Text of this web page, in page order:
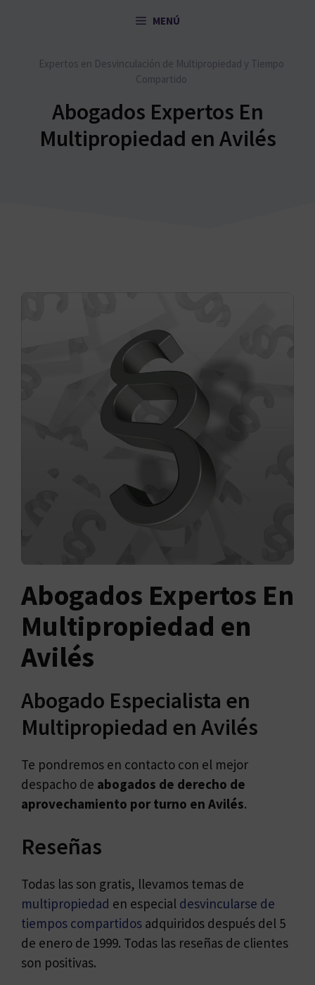
MENÚ
Expertos en Desvinculación de Multipropiedad y Tiempo
Compartido
Abogados Expertos En
Multipropiedad en Avilés
Abogados Expertos En
Multipropiedad en
Avilés
Abogado Especialista en
Multipropiedad en Avilés
Te pondremos en contacto con el mejor
despacho de abogados de derecho de
aprovechamiento por turno en Avilés.
Reseñas
Todas las son gratis, llevamos temas de
multipropiedad en especial desvincularse de
tiempos compartidos adquiridos después del 5
de enero de 1999. Todas las reseñas de clientes
son positivas.